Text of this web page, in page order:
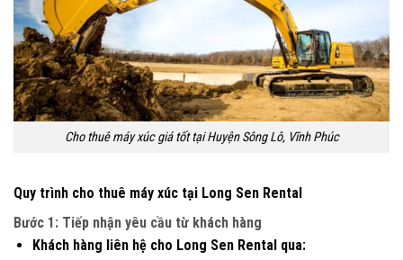
Cho thuê máy xúc giá tốt tại Huyện Sông Lô, Vĩnh Phúc
Quy trình cho thuê máy xúc tại Long Sen Rental
Bước 1: Tiếp nhận yêu cầu từ khách hàng
Khách hàng liên hệ cho Long Sen Rental qua: